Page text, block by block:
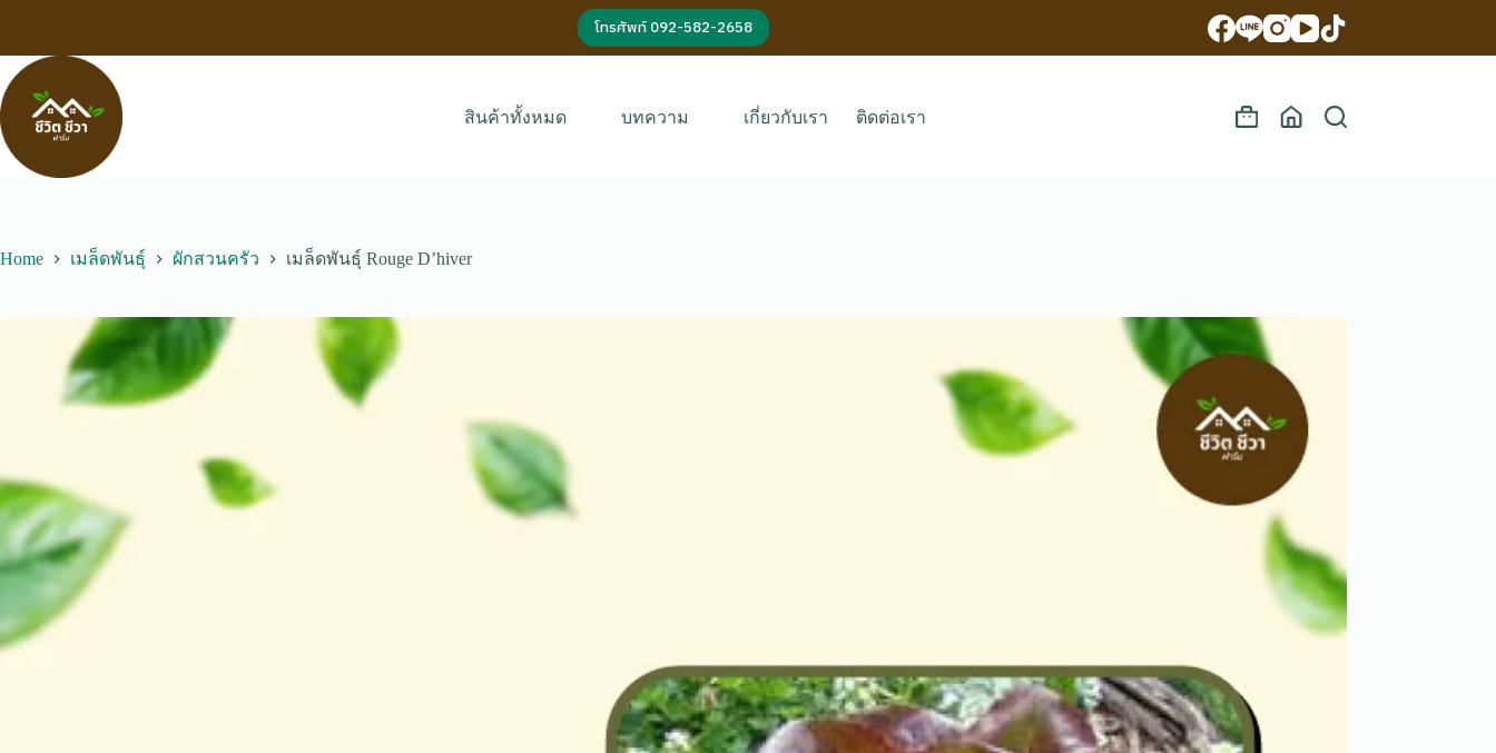
โทรศัพท์ 092-582-2658
สินค้าทั้งหมด บทความ เกี่ยวกับเรา ติดต่อเรา
Shopping
Home เมล็ดพันธุ์ ผักสวนครัว เมล็ดพันธุ์ Rouge D’hiver